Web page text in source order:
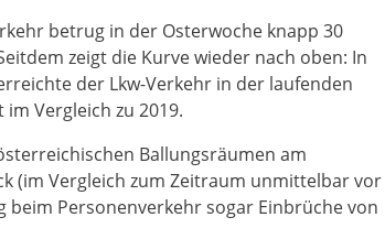
betrug in der Osterwoche knapp 30
zeigt die Kurve wieder nach oben: In
der Lkw-Verkehr in der laufenden
Vergleich zu 2019.
Ballungsräumen am
(im Vergleich zum Zeitraum unmittelbar vor
beim Personenverkehr sogar Einbrüche von